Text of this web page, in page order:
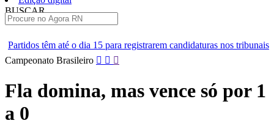
BUSCAR
para registrarem candidaturas nos tribunais
Senai RN abre 2
Pular
conteúdo
Campeonato Brasileiro
Fla domina, mas vence só por 1
a 0